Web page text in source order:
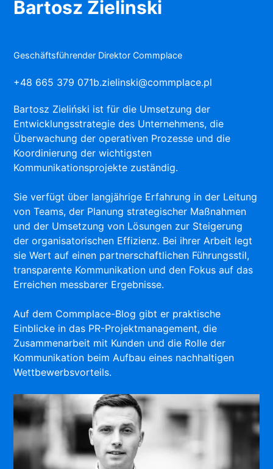
Bartosz Zielinski
Geschäftsführender Direktor Commplace
+48 665 379 071b.zielinski@commplace.pl
Bartosz Zieliński ist für die Umsetzung der
Entwicklungsstrategie des Unternehmens, die
Überwachung der operativen Prozesse und die
Koordinierung der wichtigsten
Kommunikationsprojekte zuständig.
Sie verfügt über langjährige Erfahrung in der Leitung
von Teams, der Planung strategischer Maßnahmen
und der Umsetzung von Lösungen zur Steigerung
der organisatorischen Effizienz. Bei ihrer Arbeit legt
sie Wert auf einen partnerschaftlichen Führungsstil,
transparente Kommunikation und den Fokus auf das
Erreichen messbarer Ergebnisse.
Auf dem Commplace-Blog gibt er praktische
Einblicke in das PR-Projektmanagement, die
Zusammenarbeit mit Kunden und die Rolle der
Kommunikation beim Aufbau eines nachhaltigen
Wettbewerbsvorteils.